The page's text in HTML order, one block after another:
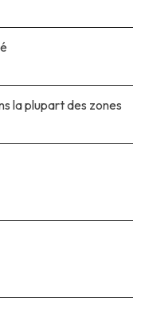
la plupart des zones